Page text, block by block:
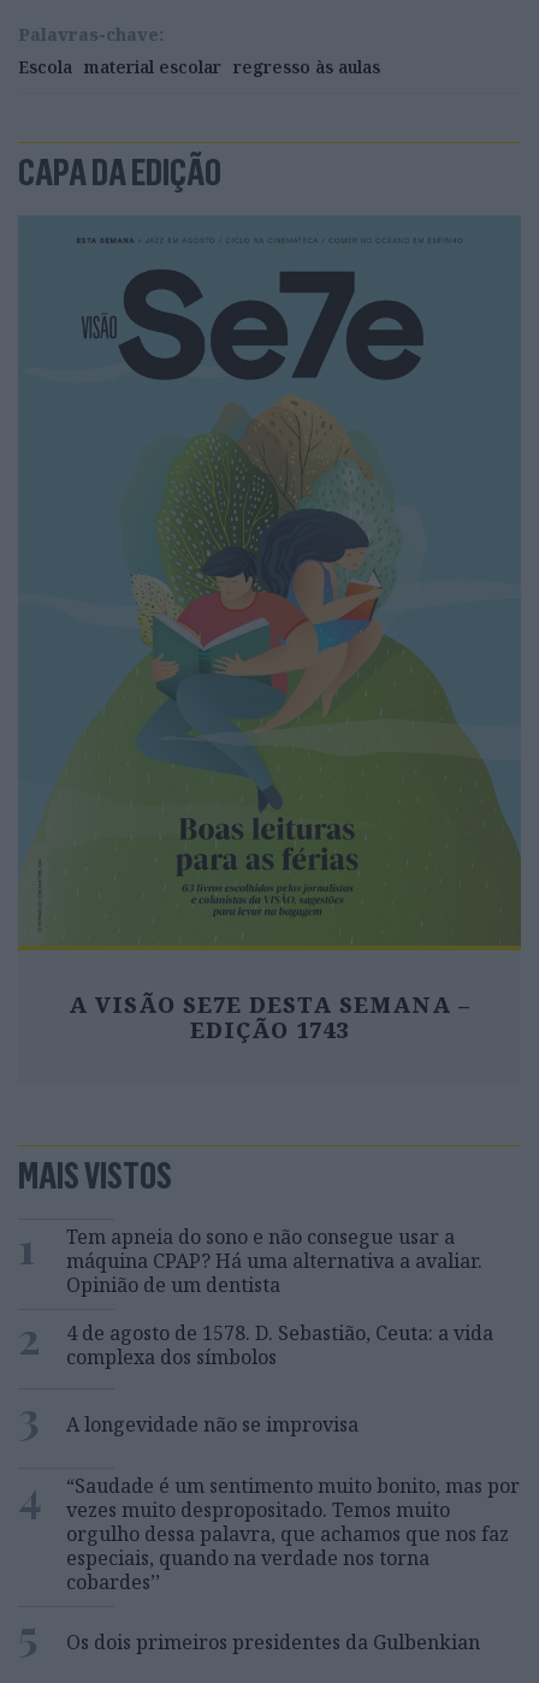
Palavras-chave:
Escola material escolar regresso às aulas
CAPA DA EDIÇÃO
A VISÃO SE7E DESTA SEMANA –
EDIÇÃO 1743
MAIS VISTOS
1
Tem apneia do sono e não consegue usar a
máquina CPAP? Há uma alternativa a avaliar.
Opinião de um dentista
2
4 de agosto de 1578. D. Sebastião, Ceuta: a vida
complexa dos símbolos
3 A longevidade não se improvisa
4
“Saudade é um sentimento muito bonito, mas por
vezes muito despropositado. Temos muito
orgulho dessa palavra, que achamos que nos faz
especiais, quando na verdade nos torna
cobardes’’
5 Os dois primeiros presidentes da Gulbenkian